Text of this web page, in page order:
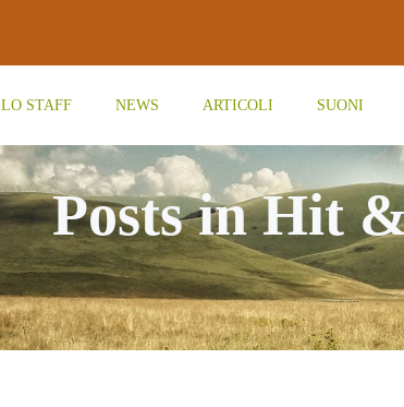
LO STAFF NEWS ARTICOLI SUONI
Posts in Hit